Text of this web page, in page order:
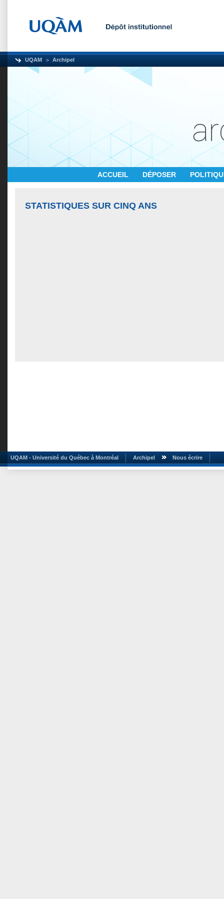
UQAM Archipel
ACCUEIL DÉPOSER
STATISTIQUES SUR CINQ ANS
UQAM - Université du Québec à Montréal Archipel Nous écrire